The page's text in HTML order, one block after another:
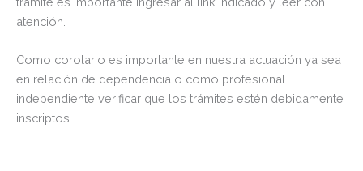
atención.
Como corolario es importante en nuestra actuación ya sea
en relación de dependencia o como profesional
independiente verificar que los trámites estén debidamente
inscriptos.